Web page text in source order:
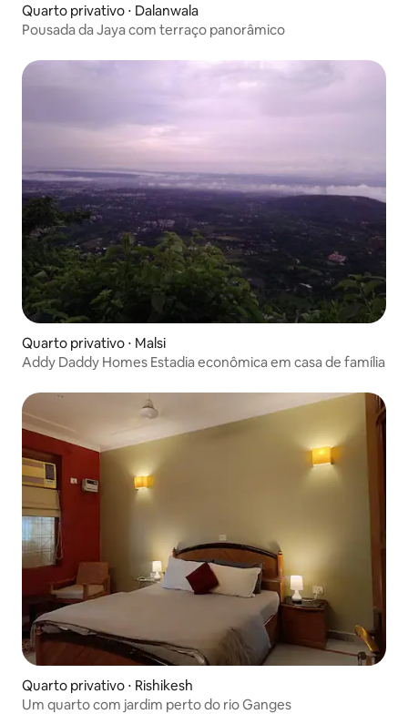
Quarto privativo ⋅ Dalanwala
Pousada da Jaya com terraço panorâmico
Quarto privativo ⋅ Malsi
Addy Daddy Homes Estadia econômica em casa de família
Quarto privativo ⋅ Rishikesh
Um quarto com jardim perto do rio Ganges